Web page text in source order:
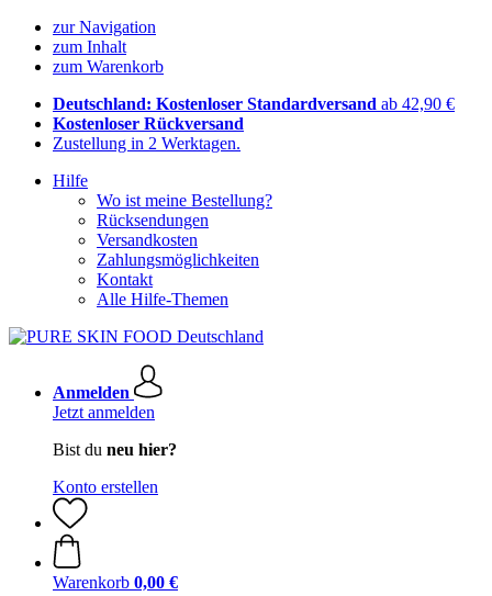
zur Navigation
zum Inhalt
zum Warenkorb
Deutschland: Kostenloser Standardversand ab 42,90 €
Kostenloser Rückversand
Zustellung in 2 Werktagen.
Hilfe
Wo ist meine Bestellung?
Rücksendungen
Versandkosten
Zahlungsmöglichkeiten
Kontakt
Alle Hilfe-Themen
Anmelden
Jetzt anmelden
Bist du neu hier?
Konto erstellen
Warenkorb 0,00 €